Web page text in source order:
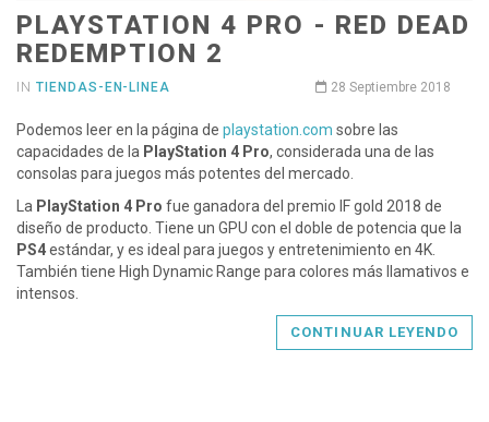
PLAYSTATION 4 PRO - RED DEAD
REDEMPTION 2
IN TIENDAS-EN-LINEA 28 Septiembre 2018
Podemos leer en la página de playstation.com sobre las
capacidades de la PlayStation 4 Pro, considerada una de las
consolas para juegos más potentes del mercado.
La PlayStation 4 Pro fue ganadora del premio IF gold 2018 de
diseño de producto. Tiene un GPU con el doble de potencia que la
PS4estándar, y es ideal para juegos y entretenimiento en 4K.
También tiene High Dynamic Range para colores más llamativos e
intensos.
CONTINUAR LEYENDO